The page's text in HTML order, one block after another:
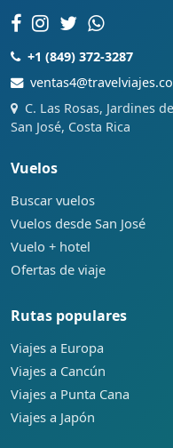
+1 (849) 372-3287
C. Las Rosas, Jardines
San José, Costa Rica
Vuelos
Buscar vuelos
Vuelos desde San José
Vuelo + hotel
Ofertas de viaje
Rutas populares
Viajes a Europa
Viajes a Cancún
Viajes a Punta Cana
Viajes a Japón